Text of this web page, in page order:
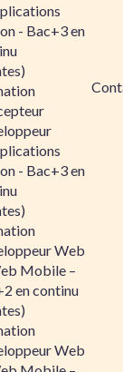
- Bac+3 en
- Bac+3 en
Web
Mobile –
en continu
Web